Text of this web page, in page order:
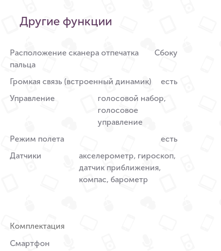
Другие функции
Расположение сканера отпечатка
пальца
Сбоку
Громкая связь (встроенный динамик)
есть
Управление
голосовой набор,
голосовое
управление
Режим полета
есть
Датчики
акселерометр, гироскоп,
датчик приближения,
компас, барометр
Комплектация
Смартфон